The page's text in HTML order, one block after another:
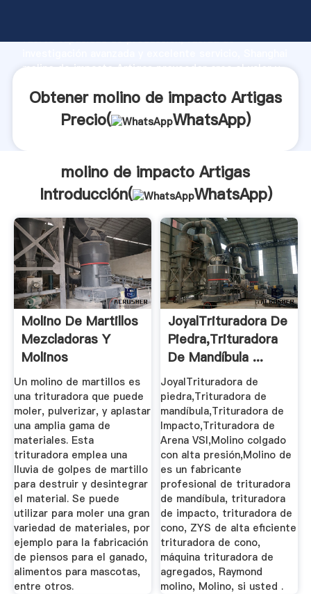
fuerte capacidad de producción, fuerza de
molino de impacto Artigas proveedor crea el valor y
Obtener molino de impacto Artigas
Precio(
WhatsApp)
molino de impacto Artigas
Introducción(
WhatsApp)
Molino De Martillos
Mezcladoras Y
Molinos
MAQUINOVA
Un molino de martillos es
una trituradora que puede
moler, pulverizar, y aplastar
una amplia gama de
materiales. Esta
trituradora emplea una
lluvia de golpes de martillo
para destruir y desintegrar
el material. Se puede
utilizar para moler una gran
variedad de materiales, por
ejemplo para la fabricación
de piensos para el ganado,
alimentos para mascotas,
entre otros.
JoyalTrituradora De
Piedra,Trituradora
De Mandíbula ...
JoyalTrituradora de
piedra,Trituradora de
mandíbula,Trituradora de
Impacto,Trituradora de
Arena VSI,Molino colgado
con alta presión,Molino de
es un fabricante
profesional de trituradora
de mandíbula, trituradora
de impacto, trituradora de
cono, ZYS de alta eficiente
trituradora de cono,
máquina trituradora de
agregados, Raymond
molino, Molino, si usted .